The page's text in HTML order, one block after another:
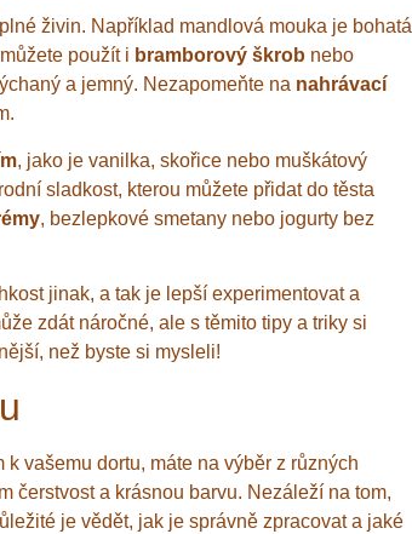
živin. Například mandlová mouka je bohatá
použít i bramborový škrob nebo
a jemný. Nezapomeňte na nahrávací
, jako je vanilka, skořice nebo muškátový
sladkost, kterou můžete přidat do těsta
, bezlepkové smetany nebo jogurty bez
jinak, a tak je lepší experimentovat a
zdát náročné, ale s těmito tipy a triky si
než byste si mysleli!
vašemu dortu, máte na výběr z různých
čerstvost a krásnou barvu. Nezáleží na tom,
je vědět, jak je správně zpracovat a jaké